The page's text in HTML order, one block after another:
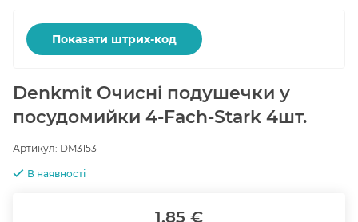
Показати штрих-код
Denkmit Очисні подушечки у
посудомийки 4-Fach-Stark 4шт.
Артикул: DM3153
В наявності
1.85 €